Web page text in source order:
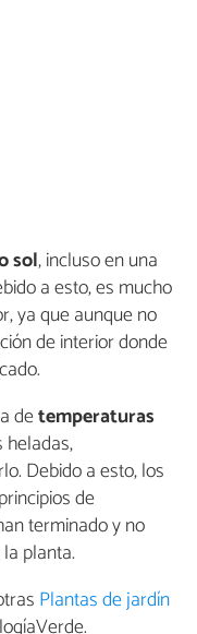
sol, incluso en una
a esto, es mucho
ya que aunque no
de interior donde
detemperaturas
heladas,
Debido a esto, los
de
terminado y no
planta.
Plantas de jardín